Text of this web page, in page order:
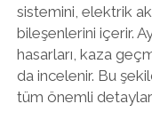
sistemini, elektrik
bileşenlerini içerir.
hasarları, kaza
da incelenir. Bu
tüm önemli